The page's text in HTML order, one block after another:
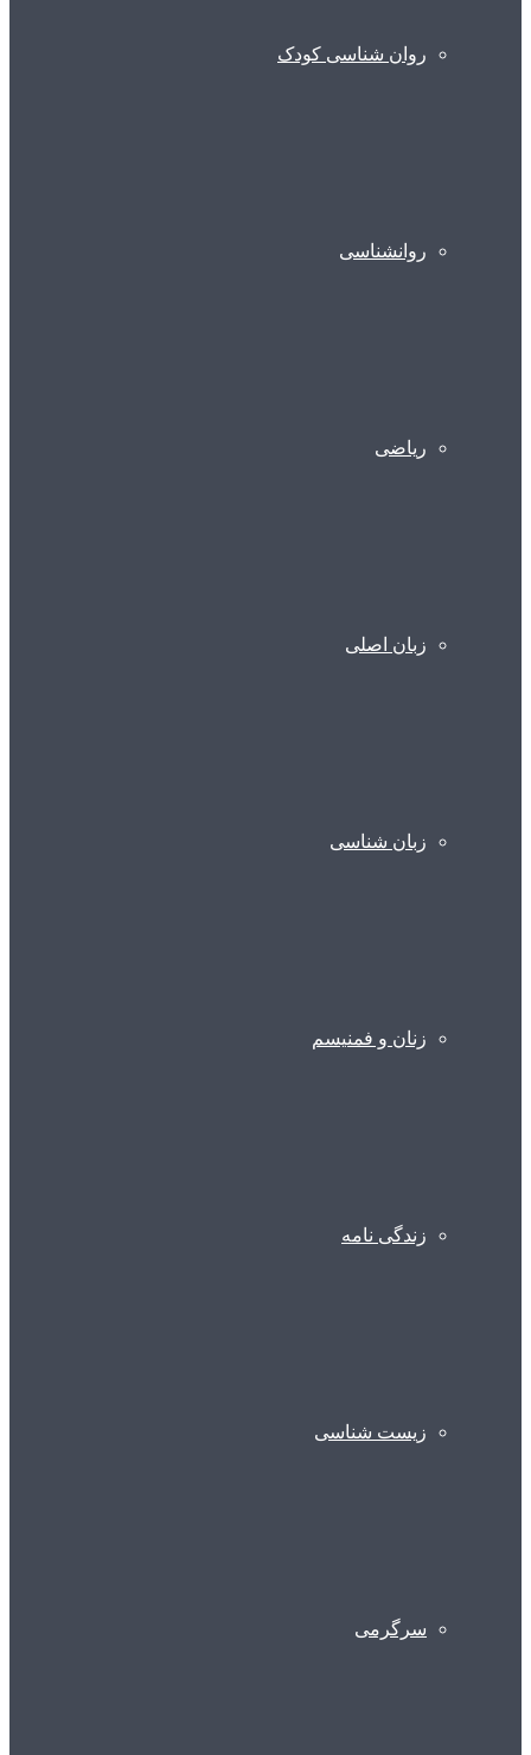
روان شناسی کودک
روانشناسی
ریاضی
زبان اصلی
زبان شناسی
زنان و فمنیسم
زندگی نامه
زیست شناسی
سرگرمی